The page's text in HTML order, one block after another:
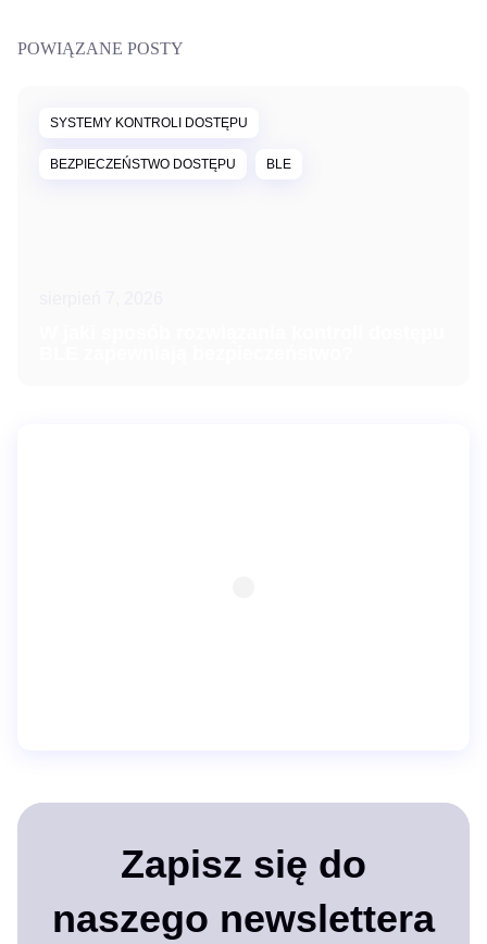
POWIĄZANE POSTY
SYSTEMY KONTROLI DOSTĘPU
BEZPIECZEŃSTWO DOSTĘPU BLE
Zapisz się do
naszego newslettera